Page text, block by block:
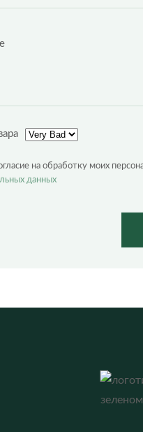
на обработку моих
данных